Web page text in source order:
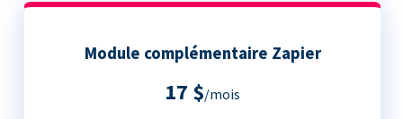
Module complémentaire Zapier
17 $/mois